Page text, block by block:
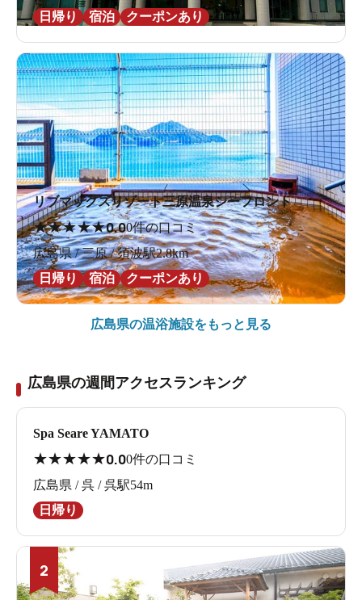
日帰り
宿泊 クーポンあり
リブマックスリゾート三原温泉シーフロント
★★★★★0.00件の口コミ
広島県 / 三原 / 須波駅2.8km
日帰り
宿泊 クーポンあり
広島県の温浴施設をもっと見る
広島県の週間アクセスランキング
Spa Seare YAMATO
★★★★★0.00件の口コミ
広島県 / 呉 / 呉駅54m
日帰り
2